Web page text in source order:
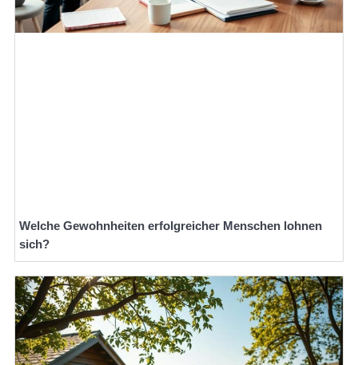
Welche Gewohnheiten erfolgreicher Menschen lohnen
sich?